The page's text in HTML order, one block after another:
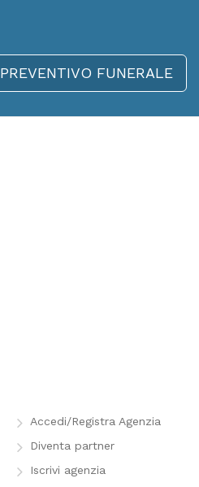
PREVENTIVO FUNERALE
Accedi/Registra Agenzia
Diventa partner
Iscrivi agenzia